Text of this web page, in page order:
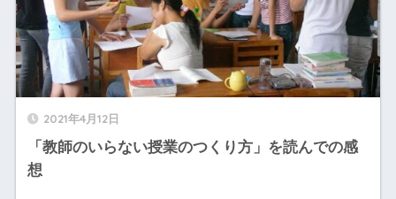
2021年4月12日
「教師のいらない授業のつくり方」を読んでの感
想